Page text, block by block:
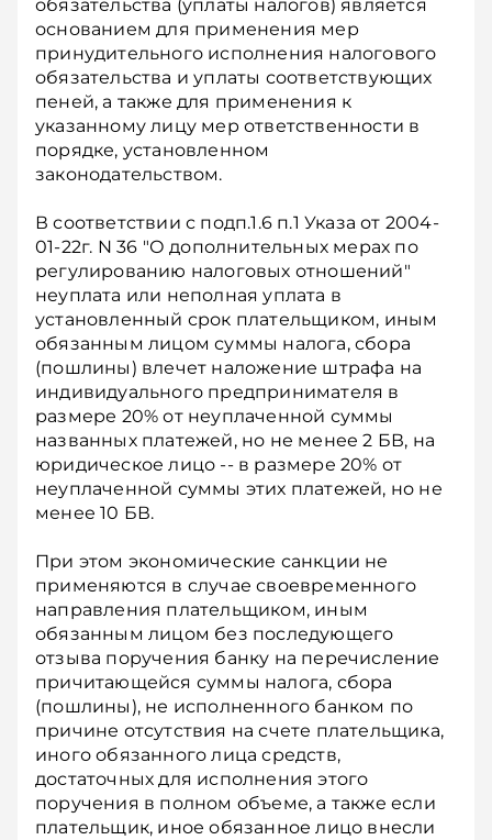
обязательства (уплаты налогов) является
основанием для применения мер
принудительного исполнения налогового
обязательства и уплаты соответствующих
пеней, а также для применения к
указанному лицу мер ответственности в
порядке, установленном
законодательством.
В соответствии с подп.1.6 п.1 Указа от 2004-
01-22г. N 36 "О дополнительных мерах по
регулированию налоговых отношений"
неуплата или неполная уплата в
установленный срок плательщиком, иным
обязанным лицом суммы налога, сбора
(пошлины) влечет наложение штрафа на
индивидуального предпринимателя в
размере 20% от неуплаченной суммы
названных платежей, но не менее 2 БВ, на
юридическое лицо -- в размере 20% от
неуплаченной суммы этих платежей, но не
менее 10 БВ.
При этом экономические санкции не
применяются в случае своевременного
направления плательщиком, иным
обязанным лицом без последующего
отзыва поручения банку на перечисление
причитающейся суммы налога, сбора
(пошлины), не исполненного банком по
причине отсутствия на счете плательщика,
иного обязанного лица средств,
достаточных для исполнения этого
поручения в полном объеме, а также если
плательщик, иное обязанное лицо внесли